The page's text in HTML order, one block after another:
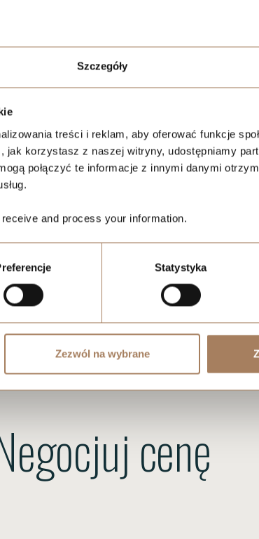
Szczegóły
treści i reklam, aby oferować funkcje
jak korzystasz z naszej witryny, udostępniamy
połączyć te informacje z innymi danymi
and process your information.
Statystyka
Zezwól na wybrane
cenę